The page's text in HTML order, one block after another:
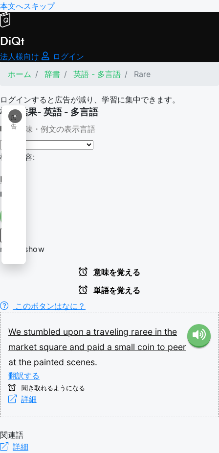
本文へスキップ
DiQt
法人様向け
ログイン
ホーム
辞書 英語 - 多言語 Rare
ログインすると広告が減り、学習に集中できます。
×
広
告
検索結果- 英語 - 多言語
意味・例文の表示言語
検索内容:
Rare
raree
raree show
意味を覚える
単語を覚える
このボタンはなに？
We stumbled upon a traveling raree in the
market square and paid a small coin to peer
at the painted scenes.
翻訳する
聞き取れるようになる
詳細
関連語
詳細